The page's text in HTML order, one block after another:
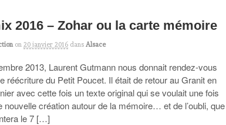
2016 – Zohar ou la carte mémoire
on 20 janvier 2016 dans Alsace
2013, Laurent Gutmann nous donnait rendez-vous
réécriture du Petit Poucet. Il était de retour au Granit en
avec cette fois un texte original qui se voulait une fois
nouvelle création autour de la mémoire… et de l’oubli, que
le 7 […]